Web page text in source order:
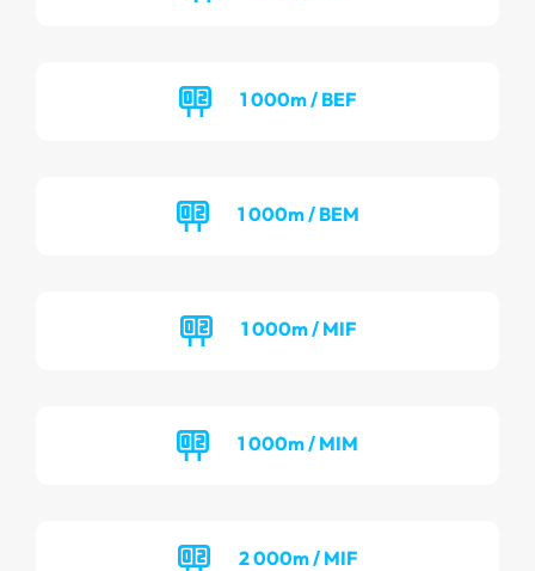
1 000m / BEF
1 000m / BEM
1 000m / MIF
1 000m / MIM
2 000m / MIF